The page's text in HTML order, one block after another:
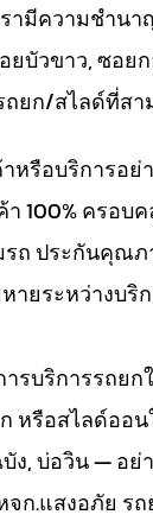
ามีความชำนา
ยบัวขาว, ซอย
ยก/สไลด์ที่สา
หรือบริการอย่า
100% ครอบ
รถ ประกันคุณ
ายระหว่างบริ
รบริการรถยก
หรือสไลด์ออ
ง, บ่อวิน — อย่
จก.แสงอภัย ร